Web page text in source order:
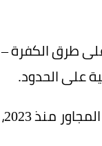
طرق الكفرة –
على الحدود.
يأتي هذا الحادث في سياق حساس، إذ تعاني المنطقة من تداعيات الحرب في السودان المجاور منذ 2023،